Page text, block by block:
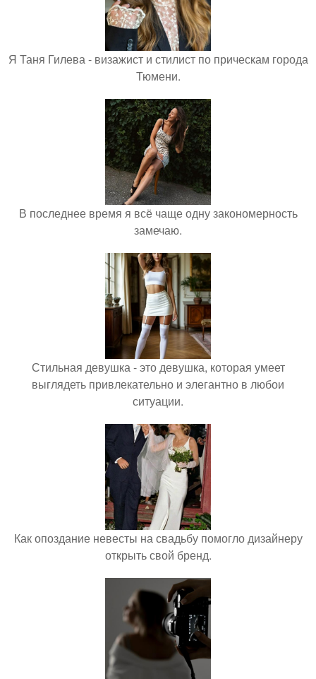
Я Таня Гилева - визажист и стилист по прическам города
Тюмени.
В последнее время я всё чаще одну закономерность
замечаю.
Стильная девушка - это девушка, которая умеет
выглядеть привлекательно и элегантно в любои
ситуации.
Как опоздание невесты на свадьбу помогло дизайнеру
открыть свой бренд.